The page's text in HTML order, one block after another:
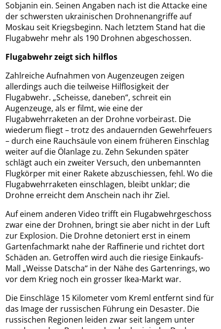
Sobjanin ein. Seinen Angaben nach ist die Attacke eine
der schwersten ukrainischen Drohnenangriffe auf
Moskau seit Kriegsbeginn. Nach letztem Stand hat die
Flugabwehr mehr als 190 Drohnen abgeschossen.
Flugabwehr zeigt sich hilflos
Zahlreiche Aufnahmen von Augenzeugen zeigen
allerdings auch die teilweise Hilflosigkeit der
Flugabwehr. „Scheisse, daneben“, schreit ein
Augenzeuge, als er filmt, wie eine der
Flugabwehrraketen an der Drohne vorbeirast. Die
wiederum fliegt – trotz des andauernden Gewehrfeuers
– durch eine Rauchsäule von einem früheren Einschlag
weiter auf die Ölanlage zu. Zehn Sekunden später
schlägt auch ein zweiter Versuch, den unbemannten
Flugkörper mit einer Rakete abzuschiessen, fehl. Wo die
Flugabwehrraketen einschlagen, bleibt unklar; die
Drohne erreicht dem Anschein nach ihr Ziel.
Auf einem anderen Video trifft ein Flugabwehrgeschoss
zwar eine der Drohnen, bringt sie aber nicht in der Luft
zur Explosion. Die Drohne detoniert erst in einem
Gartenfachmarkt nahe der Raffinerie und richtet dort
Schäden an. Getroffen wird auch die riesige Einkaufs-
Mall „Weisse Datscha“ in der Nähe des Gartenrings, wo
vor dem Krieg noch ein grosser Ikea-Markt war.
Die Einschläge 15 Kilometer vom Kreml entfernt sind für
das Image der russischen Führung ein Desaster. Die
russischen Regionen leiden zwar seit langem unter